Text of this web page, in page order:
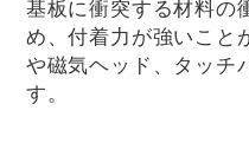
基板に衝突する材料の
め、付着力が強いこと
や磁気ヘッド、タッチ
す。